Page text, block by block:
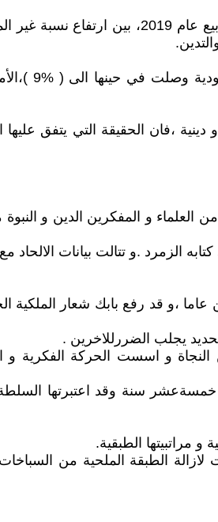
الاستطلاع، الذي شارك فيه أكثر من 25 ألفا من سكان عشر دول
ووفقا لدراسة
،فان الحقيقة التي يتفق
العلماء و المفكرين الدين و
الزمرد .و تتالت بيانات الالحاد
و استمرت حوالى عشرين عاما ،و قد رفع
يجلب الضررللاخرين .
و اسست الحركة الفكرية و
سنة وقد اعتبرتها السلطة
مراتبيتها الطبقية.
الطبقة الملحية من